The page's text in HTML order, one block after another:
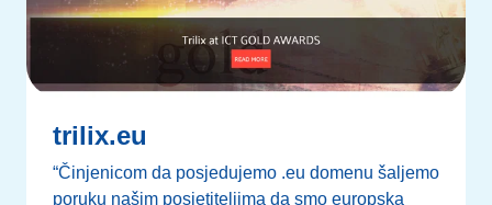
trilix.eu
“Činjenicom da posjedujemo .eu domenu šaljemo
poruku našim posjetiteljima da smo europska